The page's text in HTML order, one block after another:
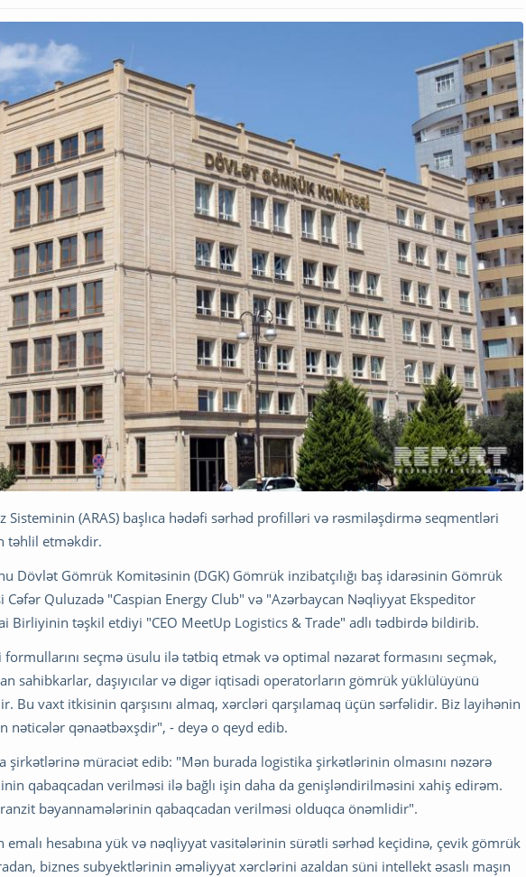
Sisteminin (ARAS) başlıca hədəfi sərhəd profilləri və rəsmiləşdirmə seqmentləri
təhlil etməkdir.
Dövlət Gömrük Komitəsinin (DGK) Gömrük inzibatçılığı baş idarəsinin Gömrük
Quluzadə "Caspian Energy Club" və "Azərbaycan Nəqliyyat Ekspeditor
Birliyinin təşkil etdiyi "CEO MeetUp Logistics & Trade" adlı tədbirdə bildirib.
seçmə üsulu ilə tətbiq etmək və optimal nəzarət formasını seçmək,
sahibkarlar, daşıyıcılar və digər iqtisadi operatorların gömrük yüklülüyünü
Bu vaxt itkisinin qarşısını almaq, xərcləri qarşılamaq üçün sərfəlidir. Biz layihənin
nəticələr qənaətbəxşdir", - deyə o qeyd edib.
şirkətlərinə müraciət edib: "Mən burada logistika şirkətlərinin olmasını nəzərə
qabaqcadan verilməsi ilə bağlı işin daha da genişləndirilməsini xahiş edirəm.
bəyannamələrinin qabaqcadan verilməsi olduqca önəmlidir".
emalı hesabına yük və nəqliyyat vasitələrinin sürətli sərhəd keçidinə, çevik gömrük
biznes subyektlərinin əməliyyat xərclərini azaldan süni intellekt əsaslı maşın